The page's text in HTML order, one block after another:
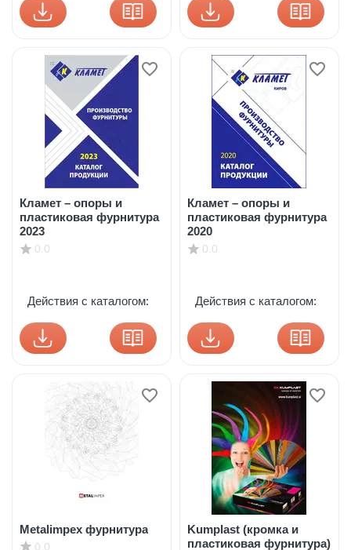
Кламет – опоры и
пластиковая фурнитура
2023
0.0
Действия с каталогом:
Кламет – опоры и
пластиковая фурнитура
2020
0.0
Действия с каталогом:
Metalimpex фурнитура
0.0
Kumplast (кромка и
пластиковая фурнитура)